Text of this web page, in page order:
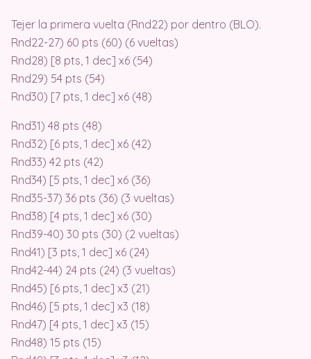
Tejer la primera vuelta (Rnd22) por dentro (BLO).
Rnd22-27) 60 pts (60) (6 vueltas)
Rnd28) [8 pts, 1 dec] x6 (54)
Rnd29) 54 pts (54)
Rnd30) [7 pts, 1 dec] x6 (48)
Rnd31) 48 pts (48)
Rnd32) [6 pts, 1 dec] x6 (42)
Rnd33) 42 pts (42)
Rnd34) [5 pts, 1 dec] x6 (36)
Rnd35-37) 36 pts (36) (3 vueltas)
Rnd38) [4 pts, 1 dec] x6 (30)
Rnd39-40) 30 pts (30) (2 vueltas)
Rnd41) [3 pts, 1 dec] x6 (24)
Rnd42-44) 24 pts (24) (3 vueltas)
Rnd45) [6 pts, 1 dec] x3 (21)
Rnd46) [5 pts, 1 dec] x3 (18)
Rnd47) [4 pts, 1 dec] x3 (15)
Rnd48) 15 pts (15)